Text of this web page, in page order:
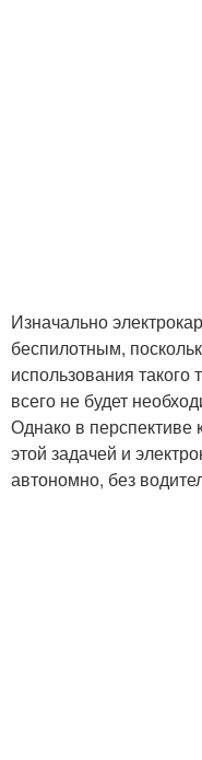
Изначально
беспилотным,
использования такого
всего не будет
Однако в перспективе
этой задачей и
автономно, без